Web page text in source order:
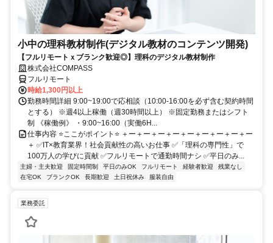
小中の理科教材制作(デジタル教材のコンテンツ開発)
【フルリモートｘブランク歓迎◎】理科のデジタル教材制作
株式会社COMPASS
フルリモート
時給1,300円以上
勤務時間詳細 9:00~19:00で応相談（10:00-16:00を必ず含む契約時間
とする） ※週4以上稼働（週30時間以上） ※固定勤務またはシフト
制 《稼働例》 ・9:00~16:00（実働6H...
仕事内容 ⭐ここがポイント⭐ ＋ー＋ー＋ー＋ー＋ー＋ー＋ー＋ー＋ー
＋ ✅IT×教育業界！社会貢献性の高いお仕事 ✅「理科の専門性」で
100万人の学びに貢献 ✅フルリモートで通勤時間ナシ ✅平日のみ...
主婦・主夫歓迎 固定時間制 平日のみOK フルリモート 経験者歓迎
残業なし
在宅OK
ブランクOK 長期歓迎 土日祝休み 服装自由
業務委託